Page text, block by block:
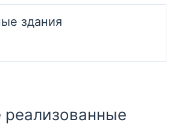
здания